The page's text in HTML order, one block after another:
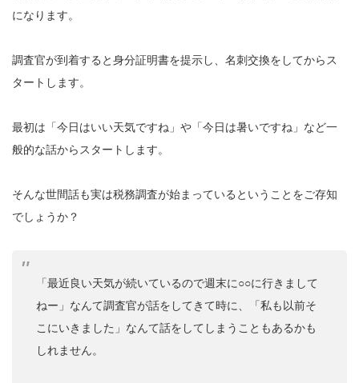
になります。
調査官が到着すると身分証明書を提示し、名刺交換をしてからス
タートします。
最初は「今日はいい天気ですね」や「今日は暑いですね」など一
般的な話からスタートします。
そんな世間話も実は税務調査が始まっているということをご存知
でしょうか？
「最近良い天気が続いているので週末に○○に行きまして
ねー」なんて調査官が話をしてきて時に、「私も以前そ
こにいきました」なんて話をしてしまうこともあるかも
しれません。